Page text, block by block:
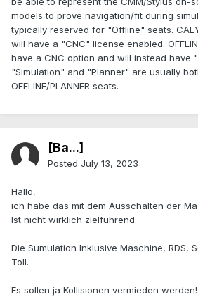
models to prove navigation/fit during
typically reserved for "Offline" seats.
will have a "CNC" license enabled.
have a CNC option and will instead have
"Simulation" and "Planner" are usually
OFFLINE/PLANNER seats.
[Ba...]
Posted July 13, 2023
Hallo,
ich habe das mit dem Ausschalten der
Ist nicht wirklich zielführend.
Die Sumulation Inklusive Maschine, RDS,
Toll.
Es sollen ja Kollisionen vermieden werden!